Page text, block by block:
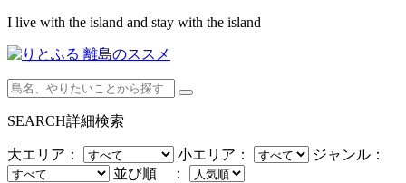
I live with the island and stay with the island
SEARCH詳細検索
大エリア： 小エリア：
ジャンル：
並び順 ：